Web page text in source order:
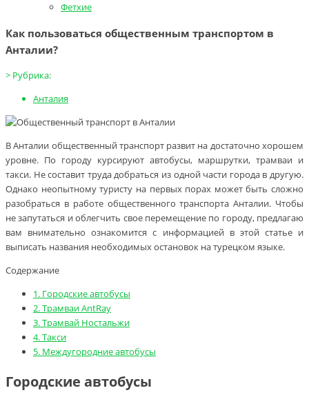
Фетхие
Как пользоваться общественным транспортом в
Анталии?
> Рубрика:
Анталия
В Анталии общественный транспорт развит на достаточно хорошем
уровне. По городу курсируют автобусы, маршрутки, трамваи и
такси. Не составит труда добраться из одной части города в другую.
Однако неопытному туристу на первых порах может быть сложно
разобраться в работе общественного транспорта Анталии. Чтобы
не запутаться и облегчить свое перемещение по городу, предлагаю
вам внимательно ознакомится с информацией в этой статье и
выписать названия необходимых остановок на турецком языке.
Содержание
1. Городские автобусы
2.Трамваи AntRay
3.Трамвай Ностальжи
4.Такси
5. Междугородние автобусы
Городские автобусы